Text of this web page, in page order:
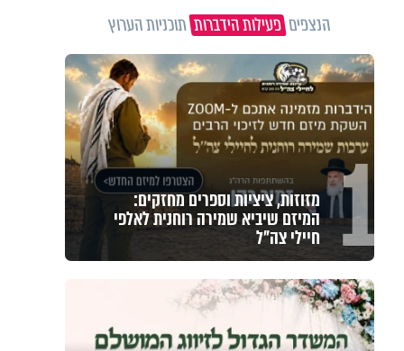
הנצפיםפעילות הידברותתוכניות הערוץ
1 מזוזות, ציציות וספרים מחזקים:
המיזם שיביא שמירה רוחנית לאלפי
חיילי צה"ל